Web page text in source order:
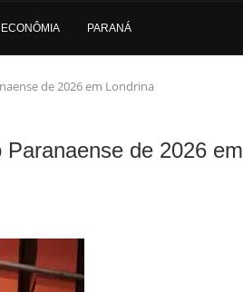
ECONÔMIA PARANÁ
de 2026 em Londrina
de 2026 em